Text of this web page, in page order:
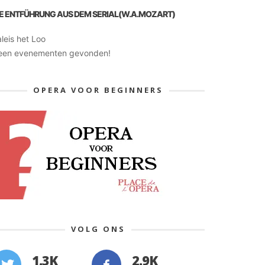
ENTFÜHRUNG AUS DEM SERIAL(W.A.MOZART)
het Loo
evenementen gevonden!
OPERA VOOR BEGINNERS
VOLG ONS
1.3K